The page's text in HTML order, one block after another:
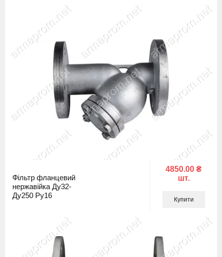
Фільтр фланцевий
нержавійка Ду32-
Ду250 Ру16
4850.00 ₴
шт.
Купити